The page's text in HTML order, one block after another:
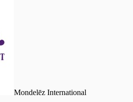
Mondelēz International